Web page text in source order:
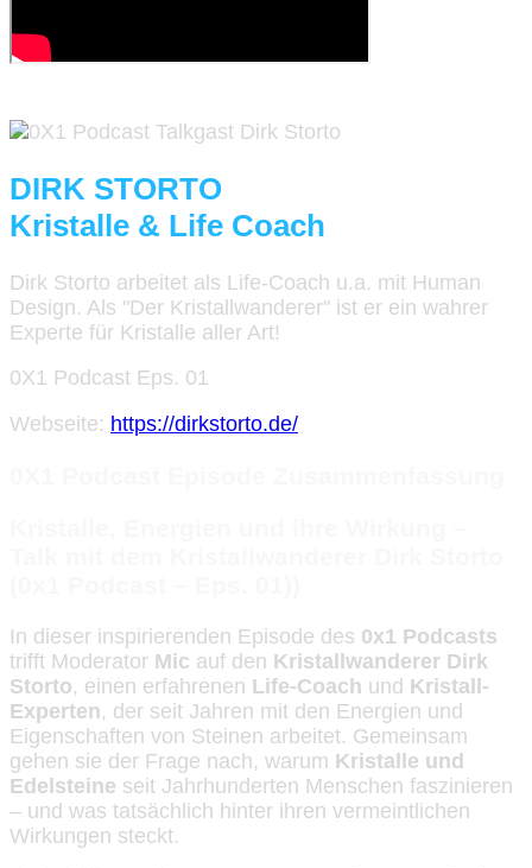
DIRK STORTO
Kristalle & Life Coach
Dirk Storto arbeitet als Life-Coach u.a. mit Human
Design. Als "Der Kristallwanderer" ist er ein wahrer
Experte für Kristalle aller Art!
0X1 Podcast Eps. 01
Webseite: https://dirkstorto.de/
In dieser inspirierenden Episode des 0x1 Podcasts
trifft Moderator Mic auf den Kristallwanderer Dirk
Storto, einen erfahrenen Life-Coach und Kristall-
Experten, der seit Jahren mit den Energien und
Eigenschaften von Steinen arbeitet. Gemeinsam
gehen sie der Frage nach, warum Kristalle und
Edelsteine seit Jahrhunderten Menschen faszinieren
– und was tatsächlich hinter ihren vermeintlichen
Wirkungen steckt.